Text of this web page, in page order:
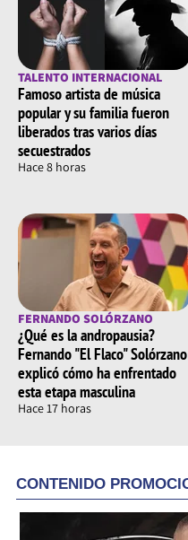
TALENTO INTERNACIONAL
Famoso artista de música
popular y su familia fueron
liberados tras varios días
secuestrados
Hace 8 horas
FERNANDO SOLÓRZANO
¿Qué es la andropausia?
Fernando "El Flaco" Solórzano
explicó cómo ha enfrentado
esta etapa masculina
Hace 17 horas